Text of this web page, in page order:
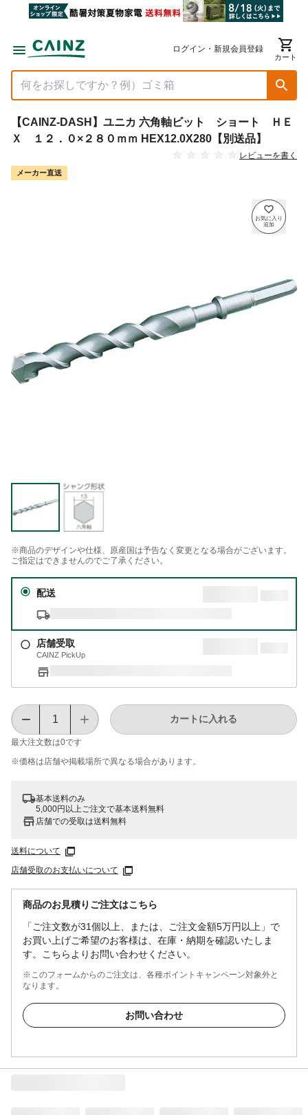
ログイン・新規会員登録
カート
【CAINZ-DASH】ユニカ 六角軸ビット ショート ＨＥ
Ｘ １２．０×２８０ｍｍ HEX12.0X280【別送品】
レビューを書く
メーカー直送
※商品のデザインや仕様、原産国は予告なく変更となる場合がございます。
ご指定はできませんのでご了承ください。
配送
店舗受取
CAINZ PickUp
最大注文数は0です
カートに入れる
※価格は​店舗や​掲載場所で​異なる​場合が​あります。
基本送料のみ
5,000円以上ご注文で基本送料無料
店舗での受取は送料無料
送料について
店舗受取のお支払いについて
商品のお見積りご注文はこちら
「ご注文数が31個以上、または、ご注文金額5万円以上」で
お買い上げご希望のお客様は、在庫・納期を確認いたしま
す。こちらよりお問い合わせください。
※このフォームからのご注文は、各種ポイントキャンペーン対象外と
なります。
お問い合わせ